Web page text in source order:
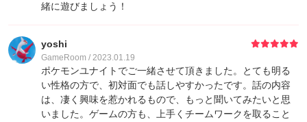
緒に遊びましょう！
yoshi
GameRoom / 2023.01.19
ポケモンユナイトでご一緒させて頂きました。とても明る
い性格の方で、初対面でも話しやすかったです。話の内容
は、凄く興味を惹かれるもので、もっと聞いてみたいと思
いました。ゲームの方も、上手くチームワークを取ること